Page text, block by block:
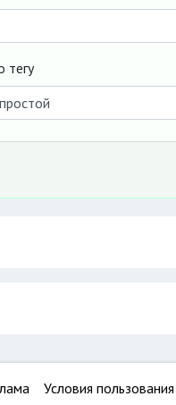
тегу
Условия пользования